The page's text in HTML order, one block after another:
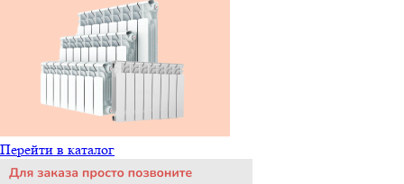
Перейти в каталог